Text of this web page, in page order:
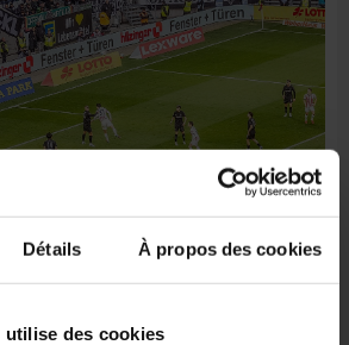
Détails À propos des cookies
utilise des cookies